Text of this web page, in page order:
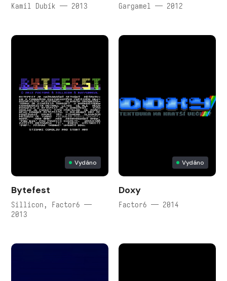
Kamil Dubík — 2013 Gargamel — 2012
Vydáno
Bytefest
Sillicon, Factor6 —
2013
Vydáno
Doxy
Factor6 — 2014